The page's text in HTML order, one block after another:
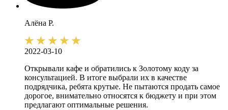
Алёна Р.
2022-03-10
Открывали кафе и обратились к Золотому коду за
консультацией. В итоге выбрали их в качестве
подрядчика, ребята крутые. Не пытаются продать самое
дорогое, внимательно относятся к бюджету и при этом
предлагают оптимальные решения.